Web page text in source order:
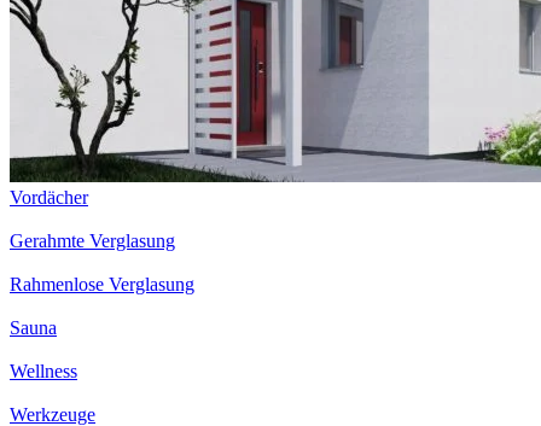
Vordächer
Gerahmte Verglasung
Rahmenlose Verglasung
Sauna
Wellness
Werkzeuge